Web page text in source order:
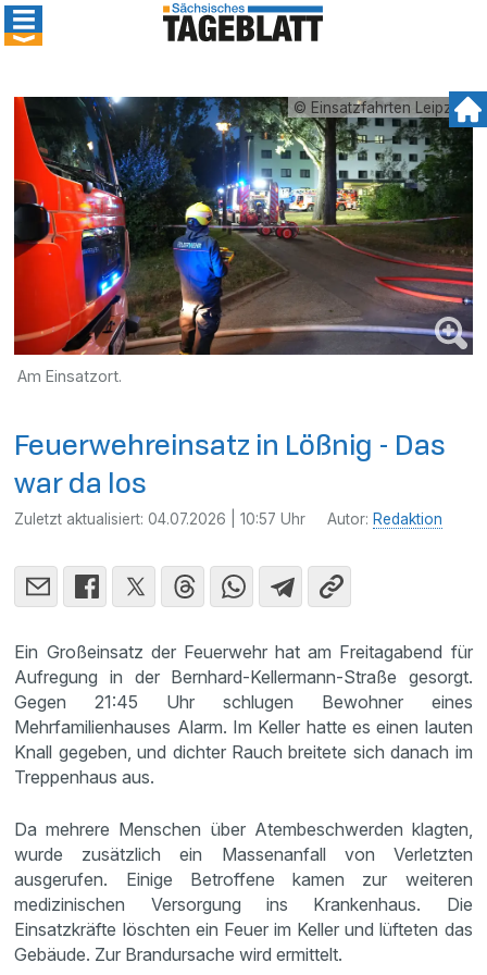
© Einsatzfahrten Leipzig.
Am Einsatzort.
Feuerwehreinsatz in Lößnig - Das
war da los
Zuletzt aktualisiert:04.07.2026 | 10:57 Uhr Autor: Redaktion
Ein Großeinsatz der Feuerwehr hat am Freitagabend für
Aufregung in der Bernhard-Kellermann-Straße gesorgt.
Gegen 21:45 Uhr schlugen Bewohner eines
Mehrfamilienhauses Alarm. Im Keller hatte es einen lauten
Knall gegeben, und dichter Rauch breitete sich danach im
Treppenhaus aus.
Da mehrere Menschen über Atembeschwerden klagten,
wurde zusätzlich ein Massenanfall von Verletzten
ausgerufen. Einige Betroffene kamen zur weiteren
medizinischen Versorgung ins Krankenhaus. Die
Einsatzkräfte löschten ein Feuer im Keller und lüfteten das
Gebäude. Zur Brandursache wird ermittelt.